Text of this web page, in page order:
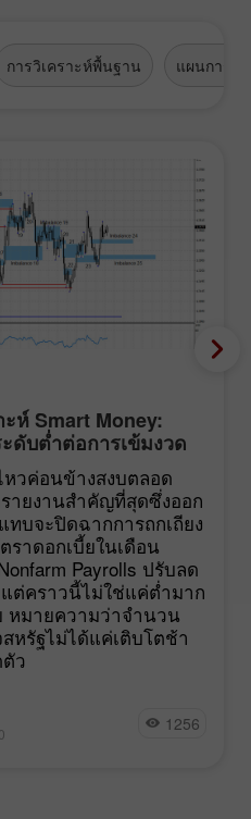
การวิเคราะห์พื้นฐาน แผนการซื้
ะห์ Smart Money:
ดับต่ำต่อการเข้มงวด
หวค่อนข้างสงบตลอด
ายงานสำคัญที่สุดซึ่งออก
บจะปิดฉากการถกเถียง
ราดอกเบี้ยในเดือน
Payrolls ปรับลด
ต่คราวนี้ไม่ใช่แค่ต่ำมาก
หมายความว่าจำนวน
หรัฐไม่ได้แค่เติบโตช้า
ว
1256